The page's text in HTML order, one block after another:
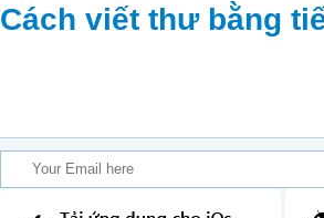
Cách viết thư bằng